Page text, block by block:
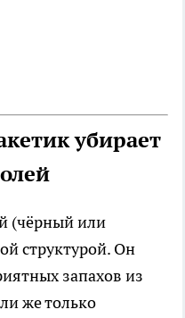
убирает
(чёрный или
структурой. Он
запахов из
же только